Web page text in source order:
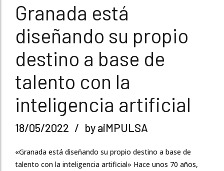
Granada está
diseñando su propio
destino a base de
talento con la
inteligencia artificial
18/05/2022 by aiMPULSA
«Granada está diseñando su propio destino a base de
talento con la inteligencia artificial» Hace unos 70 años,